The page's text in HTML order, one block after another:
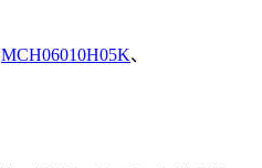
MCH06010H05K、